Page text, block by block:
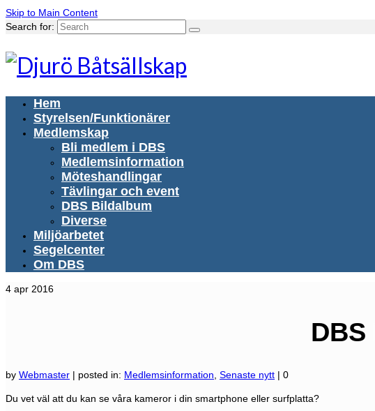
Skip to Main Content
Search for:
Hem
Styrelsen/Funktionärer
Medlemskap
Bli medlem i DBS
Medlemsinformation
Möteshandlingar
Tävlingar och event
DBS Bildalbum
Diverse
Miljöarbetet
Segelcenter
Om DBS
4 apr 2016
by Webmaster | posted in: Medlemsinformation Senaste nytt | 0
Du vet väl att du kan se våra kameror i din smartphone eller surfplatta?